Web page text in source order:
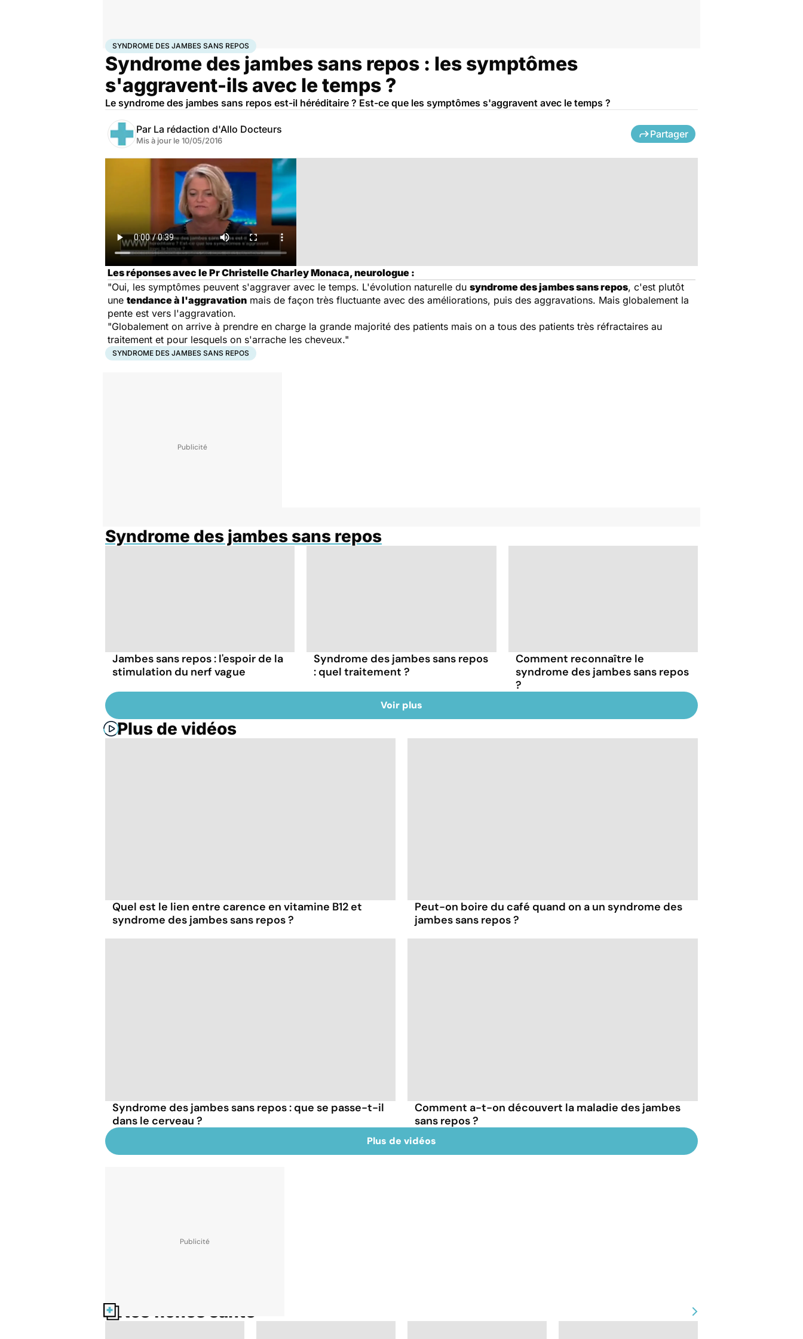
AccueilSantéSyndrome des jambes sans repos
SYNDROME DES JAMBES SANS REPOS
Syndrome des jambes sans repos : les symptômes
s'aggravent-ils avec le temps ?
Le syndrome des jambes sans repos est-il héréditaire ? Est-ce que les symptômes s'aggravent avec le temps ?
Par La rédaction d'Allo Docteurs
Mis à jour le 10/05/2016
Partager
Les réponses avec le Pr Christelle Charley Monaca, neurologue :
"Oui, les symptômes peuvent s'aggraver avec le temps. L'évolution naturelle du syndrome des jambes sans repos, c'est plutôt
une tendance à l'aggravation mais de façon très fluctuante avec des améliorations, puis des aggravations. Mais globalement la
pente est vers l'aggravation.
"Globalement on arrive à prendre en charge la grande majorité des patients mais on a tous des patients très réfractaires au
traitement et pour lesquels on s'arrache les cheveux."
SYNDROME DES JAMBES SANS REPOS
Syndrome des jambes sans repos
Jambes sans repos : l'espoir de la
stimulation du nerf vague
Syndrome des jambes sans repos
: quel traitement ?
Comment reconnaître le
syndrome des jambes sans repos
?
Voir plus
Plus de vidéos
Quel est le lien entre carence en vitamine B12 et
syndrome des jambes sans repos ?
Peut-on boire du café quand on a un syndrome des
jambes sans repos ?
Syndrome des jambes sans repos : que se passe-t-il
dans le cerveau ?
Comment a-t-on découvert la maladie des jambes
sans repos ?
Plus de vidéos
Nos fiches santé